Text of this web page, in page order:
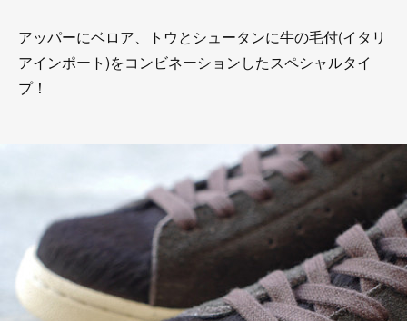
アッパーにベロア、トウとシュータンに牛の毛付(イタリ
アインポート)をコンビネーションしたスペシャルタイ
プ！